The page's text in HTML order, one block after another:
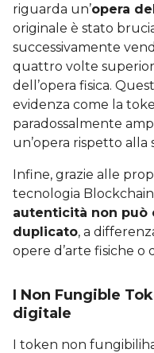
riguarda un’opera
originale è stato
successivamente
quattro volte
dell’opera fisica.
evidenza come la
paradossalmente
un’opera rispetto alla
Infine, grazie alle
tecnologia
autenticità non può
duplicato, a
opere d’arte fisiche o
I Non Fungible
digitale
I token non